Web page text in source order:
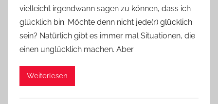
vielleicht irgendwann sagen zu können, dass ich
glücklich bin. Möchte denn nicht jede(r) glücklich
sein? Natürlich gibt es immer mal Situationen, die
einen unglücklich machen. Aber
Weiterlesen